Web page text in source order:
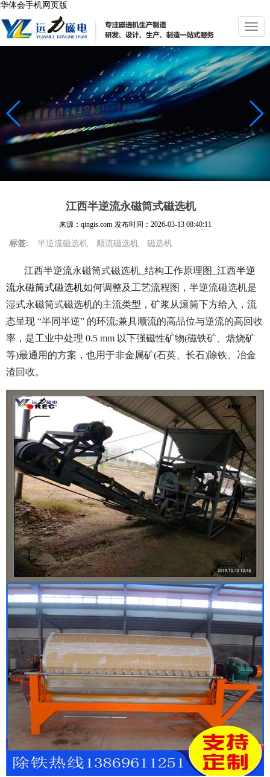
华体会手机网页版
切
换
导
航
江西半逆流永磁筒式磁选机
来源：qingis.com 发布时间： 2026-03-13 08:40:11
标签: 半逆流磁选机 顺流磁选机 磁选机
江西半逆流永磁筒式磁选机_结构工作原理图_江西半逆
流永磁筒式磁选机如何调整及工艺流程图，半逆流磁选机是
湿式永磁筒式磁选机的主流类型，矿浆从滚筒下方给入，流
态呈现 “半同半逆” 的环流;兼具顺流的高品位与逆流的高回收
率，是工业中处理 0.5 mm 以下强磁性矿物(磁铁矿、焙烧矿
等)最通用的方案，也用于非金属矿(石英、长石)除铁、冶金
渣回收。